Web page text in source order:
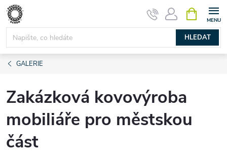
Přejít
obsah
HLEDAT
NÁKUPNÍ
KOŠÍK
GALERIE
Zakázková kovovýroba
mobiliáře pro městskou
část